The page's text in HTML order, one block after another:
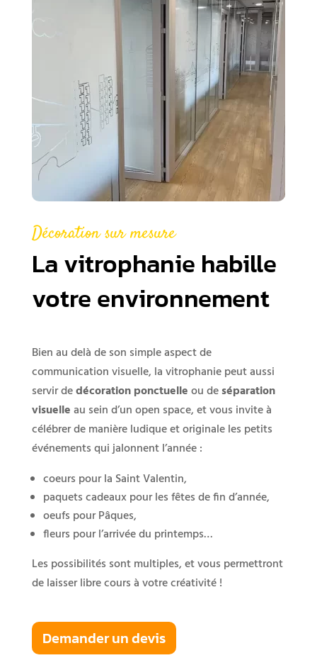
Décoration sur mesure
La vitrophanie habille
votre environnement
Bien au delà de son simple aspect de
communication visuelle, la vitrophanie peut aussi
servir dedécoration ponctuelleou deséparation
visuelleau sein d’un open space, et vous invite à
célébrer de manière ludique et originale les petits
événements qui jalonnent l’année :
coeurs pour la Saint Valentin,
paquets cadeaux pour les fêtes de fin d’année,
oeufs pour Pâques,
fleurs pour l’arrivée du printemps…
Les possibilités sont multiples, et vous permettront
de laisser libre cours à votre créativité !
Demander un devis